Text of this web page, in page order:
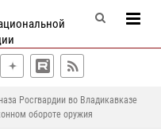
Росгвардии во Владикавказе
обороте оружия